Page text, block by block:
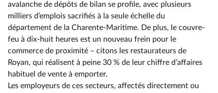
avalanche de dépôts de bilan se profile, avec plusieurs
milliers d’emplois sacrifiés à la seule échelle du
département de la Charente-Maritime. De plus, le couvre-
feu à dix-huit heures est un nouveau frein pour le
commerce de proximité –⁠ citons les restaurateurs de
Royan, qui réalisent à peine 30 % de leur chiffre d’affaires
habituel de vente à emporter.
Les employeurs de ces secteurs, affectés directement ou